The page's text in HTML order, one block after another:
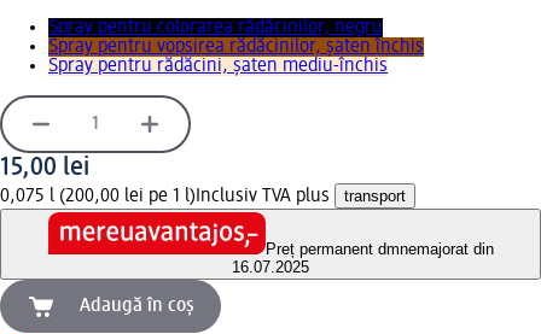
Spray pentru colorarea rădăcinilor, negru
Spray pentru vopsirea rădăcinilor, șaten închis
Spray pentru rădăcini, șaten mediu-închis
15,00 lei
0,075 l (200,00 lei pe 1 l) Inclusiv TVA plus transport
Preț permanent dmnemajorat din
16.07.2025
Adaugă în coș